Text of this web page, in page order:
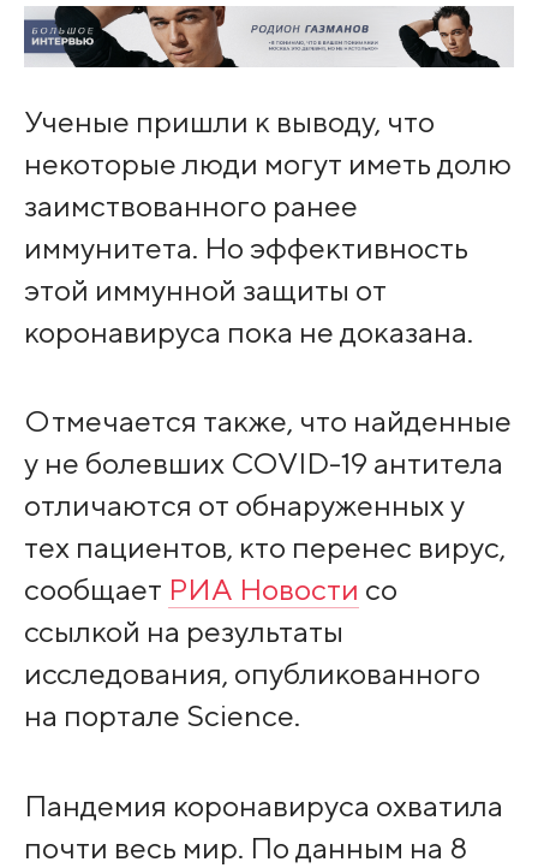
Ученые пришли к выводу, что
некоторые люди могут иметь долю
заимствованного ранее
иммунитета. Но эффективность
этой иммунной защиты от
коронавируса пока не доказана.
Отмечается также, что найденные
у не болевших COVID-19 антитела
отличаются от обнаруженных у
тех пациентов, кто перенес вирус,
сообщает РИА Новости со
ссылкой на результаты
исследования, опубликованного
на портале Science.
Пандемия коронавируса охватила
почти весь мир. По данным на 8